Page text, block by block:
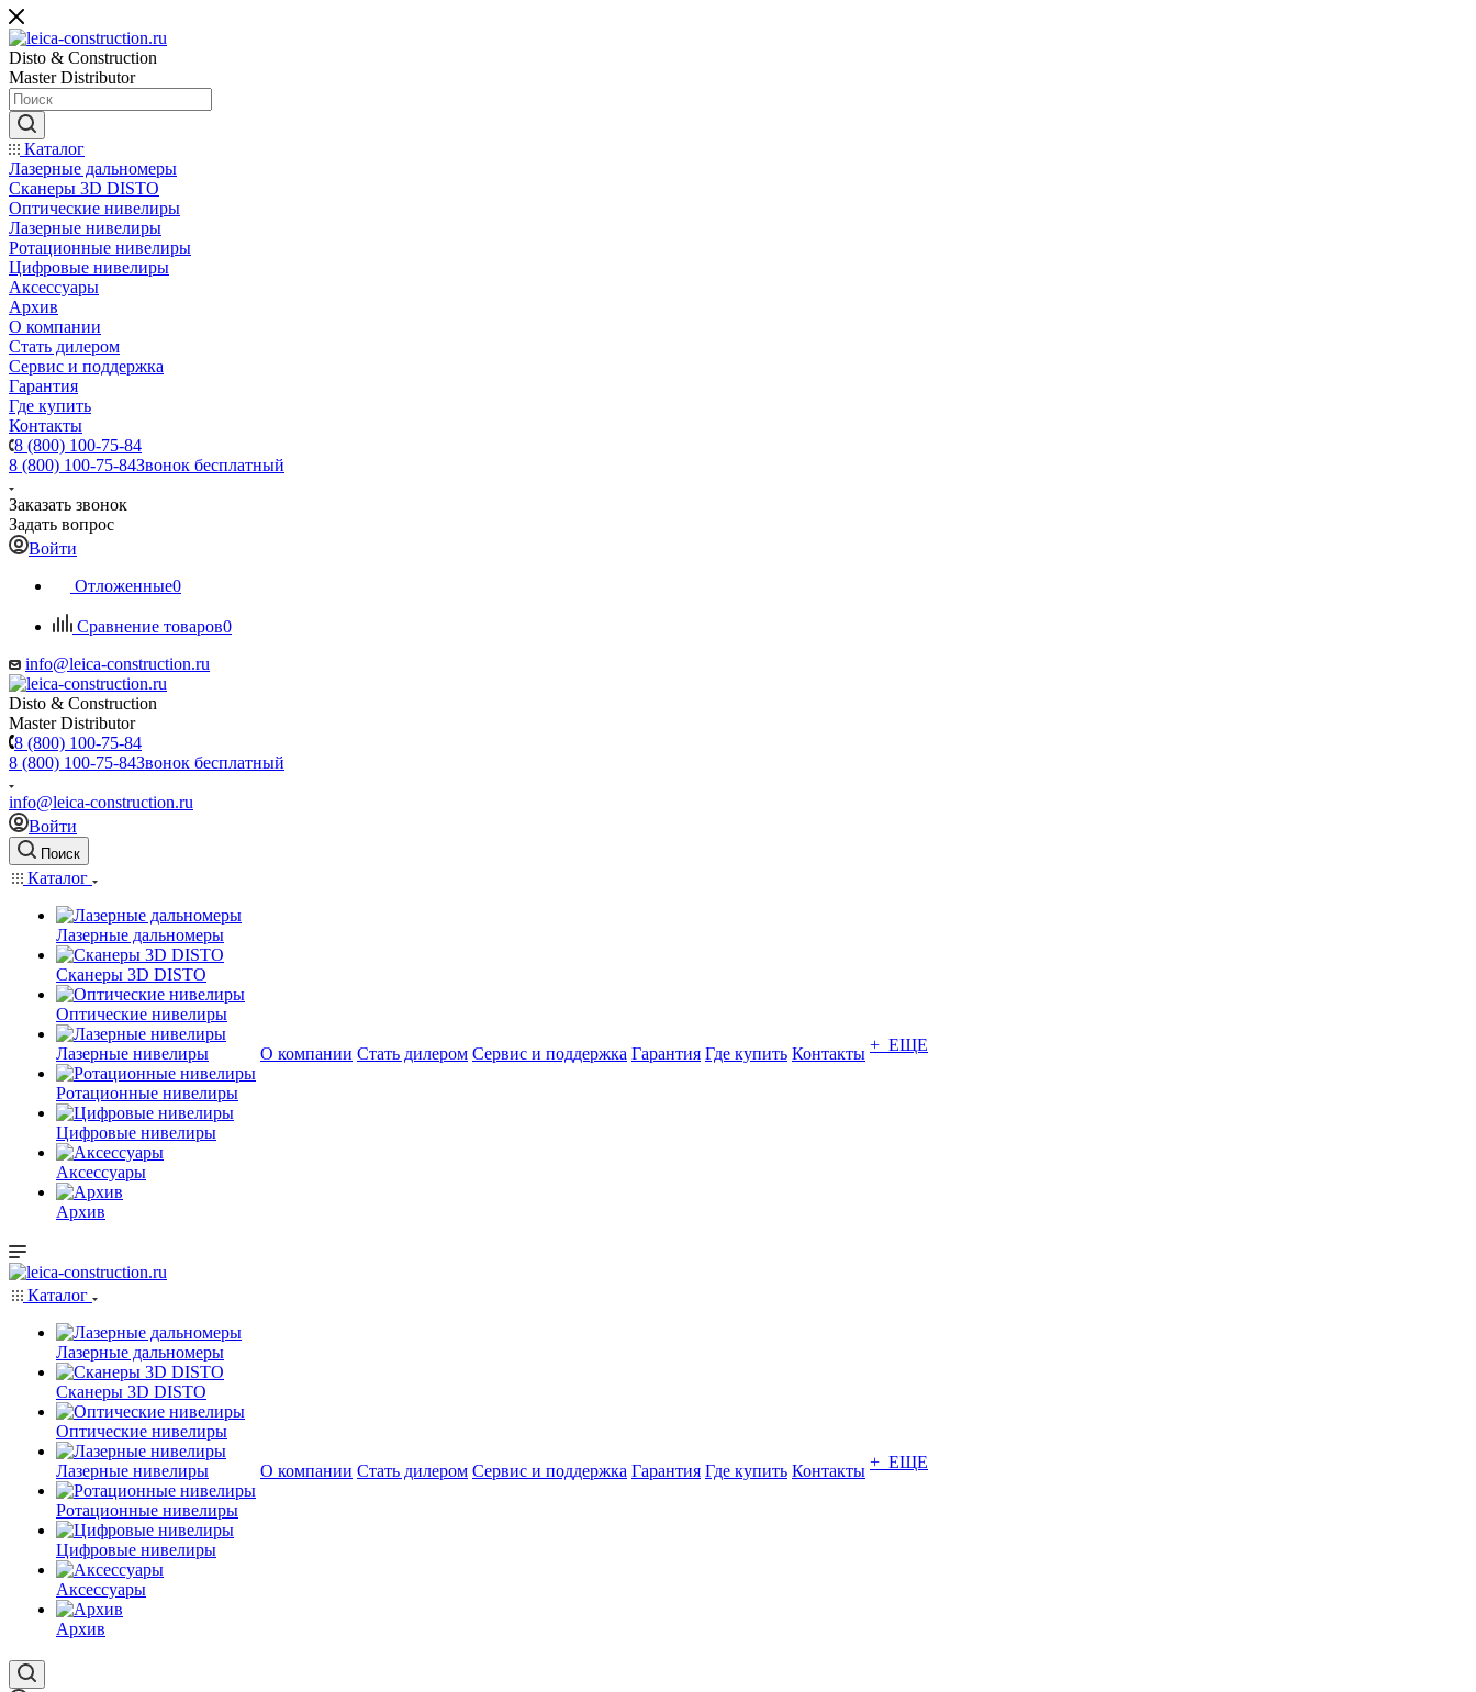
Disto & Construction
Master Distributor
Каталог
Лазерные дальномеры
Сканеры 3D DISTO
Оптические нивелиры
Лазерные нивелиры
Ротационные нивелиры
Цифровые нивелиры
Аксессуары
Архив
О компании
Стать дилером
Сервис и поддержка
Гарантия
Где купить
Контакты
8 (800) 100-75-84
8 (800) 100-75-84Звонок бесплатный
Заказать звонок
Задать вопрос
Войти
Отложенные0
Сравнение товаров0
info@leica-construction.ru
Disto & Construction
Master Distributor
8 (800) 100-75-84
8 (800) 100-75-84Звонок бесплатный
info@leica-construction.ru
Войти
Поиск
Каталог
Лазерные дальномеры
Сканеры 3D DISTO
Оптические нивелиры
Лазерные нивелиры
Ротационные нивелиры
Цифровые нивелиры
Аксессуары
Архив
О компании Стать дилером Сервис и поддержка Гарантия Где купить Контакты + ЕЩЕ
Каталог
Лазерные дальномеры
Сканеры 3D DISTO
Оптические нивелиры
Лазерные нивелиры
Ротационные нивелиры
Цифровые нивелиры
Аксессуары
Архив
О компании Стать дилером Сервис и поддержка Гарантия Где купить Контакты + ЕЩЕ